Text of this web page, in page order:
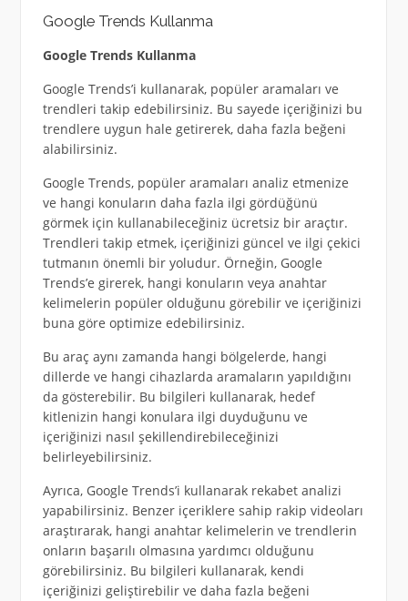
Google Trends Kullanma
Google Trends Kullanma
Google Trends’i kullanarak, popüler aramaları ve
trendleri takip edebilirsiniz. Bu sayede içeriğinizi bu
trendlere uygun hale getirerek, daha fazla beğeni
alabilirsiniz.
Google Trends, popüler aramaları analiz etmenize
ve hangi konuların daha fazla ilgi gördüğünü
görmek için kullanabileceğiniz ücretsiz bir araçtır.
Trendleri takip etmek, içeriğinizi güncel ve ilgi çekici
tutmanın önemli bir yoludur. Örneğin, Google
Trends’e girerek, hangi konuların veya anahtar
kelimelerin popüler olduğunu görebilir ve içeriğinizi
buna göre optimize edebilirsiniz.
Bu araç aynı zamanda hangi bölgelerde, hangi
dillerde ve hangi cihazlarda aramaların yapıldığını
da gösterebilir. Bu bilgileri kullanarak, hedef
kitlenizin hangi konulara ilgi duyduğunu ve
içeriğinizi nasıl şekillendirebileceğinizi
belirleyebilirsiniz.
Ayrıca, Google Trends’i kullanarak rekabet analizi
yapabilirsiniz. Benzer içeriklere sahip rakip videoları
araştırarak, hangi anahtar kelimelerin ve trendlerin
onların başarılı olmasına yardımcı olduğunu
görebilirsiniz. Bu bilgileri kullanarak, kendi
içeriğinizi geliştirebilir ve daha fazla beğeni